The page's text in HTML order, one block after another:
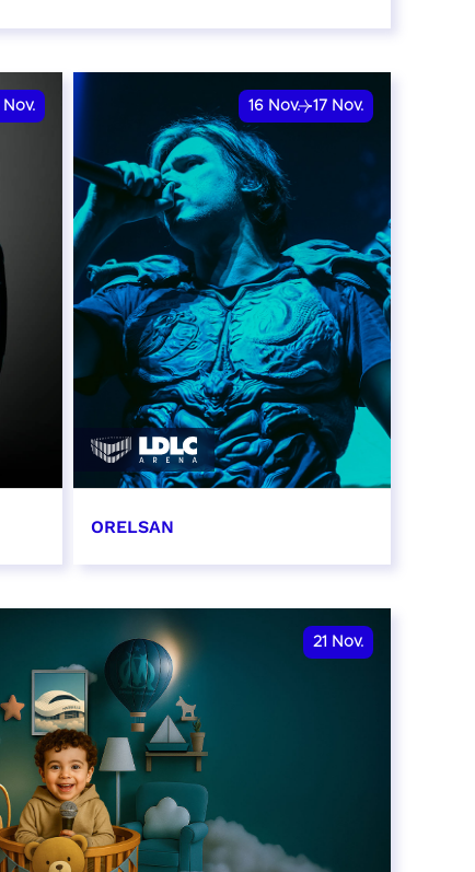
Nov. 16 Nov. 17 Nov.
ORELSAN
RÉSERVER
21 Nov.